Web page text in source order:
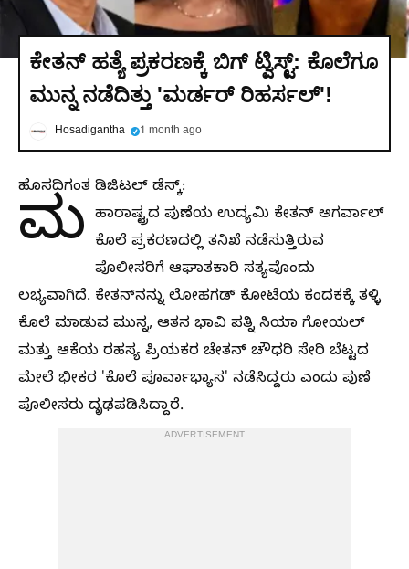
ಕೇತನ್ ಹತ್ಯೆ ಪ್ರಕರಣಕ್ಕೆ ಬಿಗ್ ಟ್ವಿಸ್ಟ್: ಕೊಲೆಗೂ
ಮುನ್ನ ನಡೆದಿತ್ತು 'ಮರ್ಡರ್ ರಿಹರ್ಸಲ್'!
Hosadigantha 1 month ago
ಹೊಸದಿಗಂತ ಡಿಜಿಟಲ್ ಡೆಸ್ಕ್:
ಮ ಹಾರಾಷ್ಟ್ರದ ಪುಣೆಯ ಉದ್ಯಮಿ ಕೇತನ್ ಅಗರ್ವಾಲ್
ಕೊಲೆ ಪ್ರಕರಣದಲ್ಲಿ ತನಿಖೆ ನಡೆಸುತ್ತಿರುವ
ಪೊಲೀಸರಿಗೆ ಆಘಾತಕಾರಿ ಸತ್ಯವೊಂದು
ಲಭ್ಯವಾಗಿದೆ. ಕೇತನ್‌ನನ್ನು ಲೋಹಗಡ್ ಕೋಟೆಯ ಕಂದಕಕ್ಕೆ ತಳ್ಳಿ
ಕೊಲೆ ಮಾಡುವ ಮುನ್ನ, ಆತನ ಭಾವಿ ಪತ್ನಿ ಸಿಯಾ ಗೋಯಲ್
ಮತ್ತು ಆಕೆಯ ರಹಸ್ಯ ಪ್ರಿಯಕರ ಚೇತನ್ ಚೌಧರಿ ಸೇರಿ ಬೆಟ್ಟದ
ಮೇಲೆ ಭೀಕರ 'ಕೊಲೆ ಪೂರ್ವಾಭ್ಯಾಸ' ನಡೆಸಿದ್ದರು ಎಂದು ಪುಣೆ
ಪೊಲೀಸರು ದೃಢಪಡಿಸಿದ್ದಾರೆ.
ADVERTISEMENT